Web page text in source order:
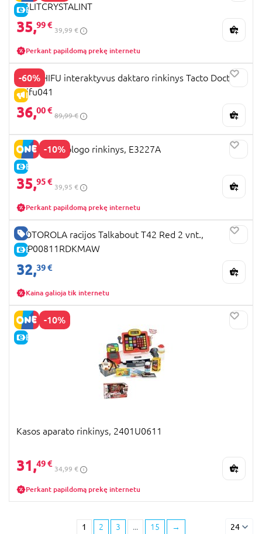
E-KAINA
NGLITCRYSTALINT
35,99 €
39,99 €
Perkant papildomą prekę internetu
-60%
IŠPARDAVIMAS
PLAYSHIFU interaktyvus daktaro rinkinys Tacto Doctor,
Shifu041
36,00 €
89,99 €
-10%
E-KAINA
HAPE odontologo rinkinys, E3227A
35,95 €
39,95 €
Perkant papildomą prekę internetu
GERA KAINA
E-KAINA
MOTOROLA racijos Talkabout T42 Red 2 vnt.,
B4P00811RDKMAW
32,39 €
Kaina galioja tik internetu
-10%
E-KAINA
Kasos aparato rinkinys, 2401U0611
31,49 €
34,99 €
Perkant papildomą prekę internetu
1 2 3 ... 15 → 24